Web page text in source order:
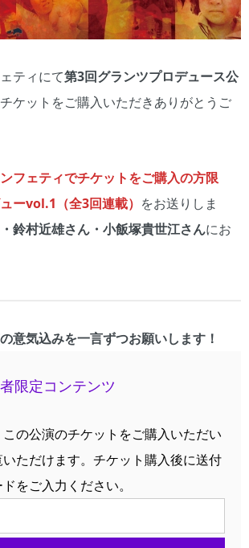
ティにて第3回グランツプロデュース公
ケットをご購入いただきありがとうご
フェティでチケットをご購入の方限
ーvol.1（全3回連載） をお送りしま
鈴村近雄さん・小飯塚貴世江さんにお
気込みを一言ずつお願いします！
限定コンテンツ
の公演のチケットをご購入いただい
ただけます。チケット購入後に送付
をご入力ください。